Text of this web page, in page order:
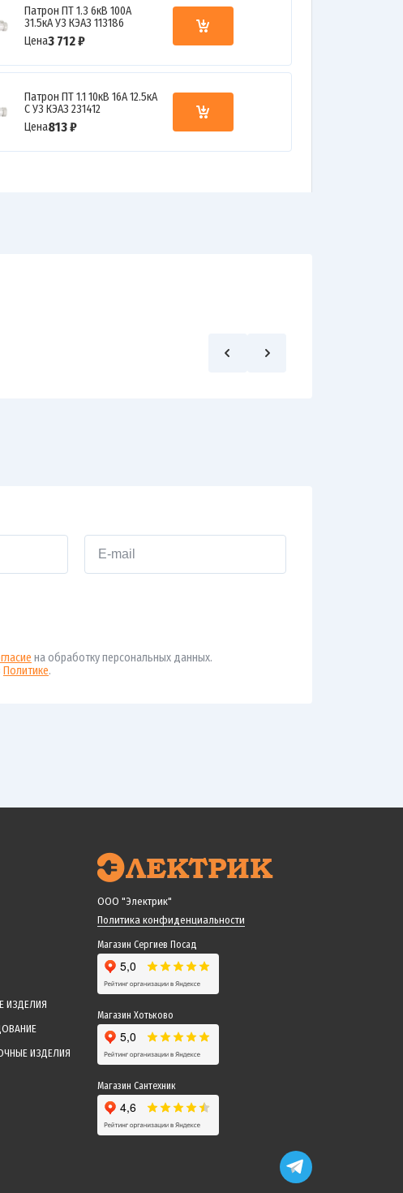
Патрон ПТ 1.3 6кВ 100А
31.5кА У3 КЭАЗ 113186
Цена3 712 ₽
Патрон ПТ 1.1 10кВ 16А 12.5кА
С У3 КЭАЗ 231412
Цена813 ₽
на обработку персональных данных.
Политике.
ИЗДЕЛИЯ
ИЗДЕЛИЯ
ООО "Электрик"
Политика конфиденциальности
Магазин Сергиев Посад
Магазин Хотьково
Магазин Сантехник